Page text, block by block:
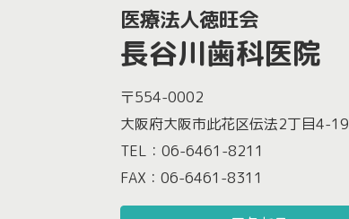
医療法人徳旺会
長谷川歯科医院
〒554-0002
大阪府大阪市此花区伝法2丁目4-19
TEL：06-6461-8211
FAX：06-6461-8311